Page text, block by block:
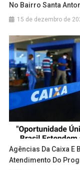
No Bairro Santa
15 de dezembro de
Agências Da Caixa
Atendimento Do